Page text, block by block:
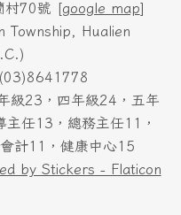
村70號 [google map]
Township, Hualien
級23，四年級24，五年
任13，總務主任11，
計11，健康中心15
by Stickers - Flaticon